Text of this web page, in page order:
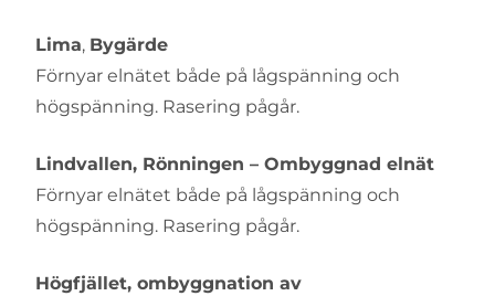
Lima, Bygärde
Förnyar elnätet både på lågspänning och
högspänning. Rasering pågår.
Lindvallen, Rönningen – Ombyggnad elnät
Förnyar elnätet både på lågspänning och
högspänning. Rasering pågår.
Högfjället, ombyggnation av